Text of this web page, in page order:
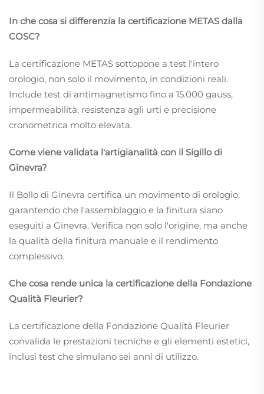
In che cosa si differenzia la certificazione METAS dalla
COSC?
La certificazione METAS sottopone a test l'intero
orologio, non solo il movimento, in condizioni reali.
Include test di antimagnetismo fino a 15.000 gauss,
impermeabilità, resistenza agli urti e precisione
cronometrica molto elevata.
Come viene validata l'artigianalità con il Sigillo di
Ginevra?
Il Bollo di Ginevra certifica un movimento di orologio,
garantendo che l'assemblaggio e la finitura siano
eseguiti a Ginevra. Verifica non solo l'origine, ma anche
la qualità della finitura manuale e il rendimento
complessivo.
Che cosa rende unica la certificazione della Fondazione
Qualità Fleurier?
La certificazione della Fondazione Qualità Fleurier
convalida le prestazioni tecniche e gli elementi estetici,
inclusi test che simulano sei anni di utilizzo.